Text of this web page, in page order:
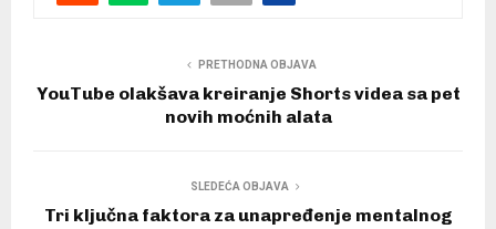
PRETHODNA OBJAVA
YouTube olakšava kreiranje Shorts videa sa pet
novih moćnih alata
SLEDEĆA OBJAVA
Tri ključna faktora za unapređenje mentalnog